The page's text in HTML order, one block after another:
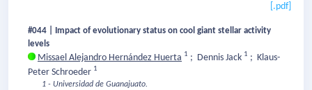
[.pdf]
#044 | Impact of evolutionary status on cool giant stellar activity
levels
Missael Alejandro Hernández Huerta 1 ; Dennis Jack 1 ; Klaus-
Peter Schroeder 1
1 - Universidad de Guanajuato.